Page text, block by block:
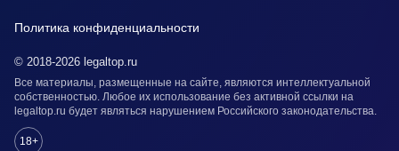
Политика конфиденциальности
© 2018-2026 legaltop.ru
Все материалы, размещенные на сайте, являются интеллектуальной
собственностью. Любое их использование без активной ссылки на
legaltop.ru будет являться нарушением Российского законодательства.
18+